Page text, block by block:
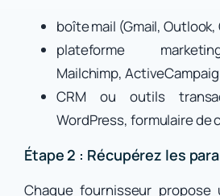
boîte mail (Gmail, Outlook,
plateforme
Mailchimp,
CRM ou outils
WordPress, formulaire de
Étape 2 : Récupérez les
Chaque fournisseur